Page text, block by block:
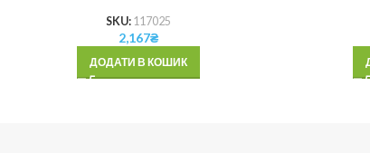
SKU: 117025
2,167₴
ДОДАТИ В КОШИК